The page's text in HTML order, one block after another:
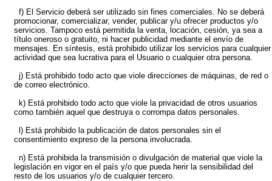
f) El Servicio deberá ser utilizado sin fines comerciales. No se deberá
promocionar, comercializar, vender, publicar y/u ofrecer productos y/o
servicios. Tampoco está permitida la venta, locación, cesión, ya sea a
título oneroso o gratuito, ni hacer publicidad mediante el envío de
mensajes. En síntesis, está prohibido utilizar los servicios para cualquier
actividad que sea lucrativa para el Usuario o cualquier otra persona.
j) Está prohibido todo acto que viole direcciones de máquinas, de red o
de correo electrónico.
k) Está prohibido todo acto que viole la privacidad de otros usuarios
como también aquel que destruya o corrompa datos personales.
l) Está prohibido la publicación de datos personales sin el
consentimiento expreso de la persona involucrada.
n) Está prohibida la transmisión o divulgación de material que viole la
legislación en vigor en el país y/o que pueda herir la sensibilidad del
resto de los usuarios y/o de cualquier tercero.